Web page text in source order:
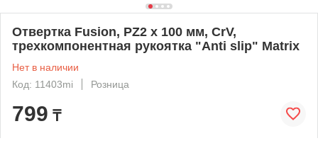
Отвертка Fusion, PZ2 x 100 мм, CrV,
трехкомпонентная рукоятка "Anti slip" Matrix
Нет в наличии
Код: 11403mi
Розница
799 ₸